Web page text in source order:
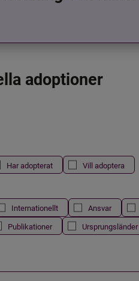
adoptioner
Har adopterat Vill adoptera
Internationellt Ansvar
Publikationer Ursprungsländer